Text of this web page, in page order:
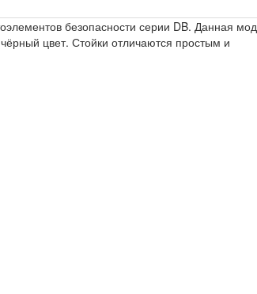
безопасности серии DB. Данная
цвет. Стойки отличаются простым и